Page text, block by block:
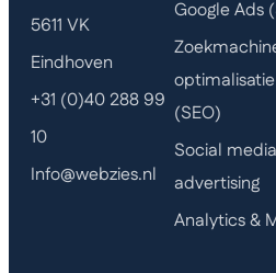
5611 VK
Eindhoven
+31 (0)40 288 99
10
Info@webzies.nl
Google Ads
optimalisatie
(SEO)
Social media
advertising
Analytics &